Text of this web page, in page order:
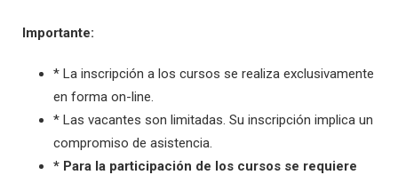
Importante:
* La inscripción a los cursos se realiza exclusivamente
en forma on-line.
* Las vacantes son limitadas. Su inscripción implica un
compromiso de asistencia.
* Para la participación de los cursos se requiere